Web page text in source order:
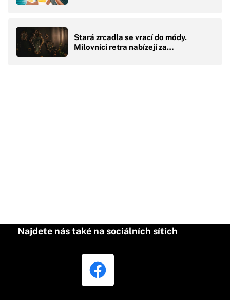
Stará zrcadla se vrací do módy.
Milovníci retra nabízejí za…
Najdete nás také na sociálních sítích